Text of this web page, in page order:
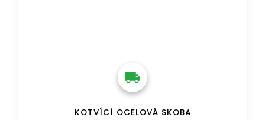
KOTVÍCÍ OCELOVÁ SKOBA